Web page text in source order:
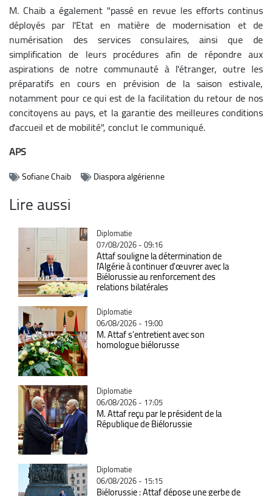
M. Chaib a également "passé en revue les efforts continus
déployés par l'Etat en matière de modernisation et de
numérisation des services consulaires, ainsi que de
simplification de leurs procédures afin de répondre aux
aspirations de notre communauté à l'étranger, outre les
préparatifs en cours en prévision de la saison estivale,
notamment pour ce qui est de la facilitation du retour de nos
concitoyens au pays, et la garantie des meilleures conditions
d'accueil et de mobilité", conclut le communiqué.
APS
Sofiane Chaib Diaspora algérienne
Lire aussi
Catégorie
Diplomatie
07/08/2026 - 09:16
Attaf souligne la détermination de
l'Algérie à continuer d'œuvrer avec la
Biélorussie au renforcement des
relations bilatérales
Catégorie
Diplomatie
06/08/2026 - 19:00
M. Attaf s'entretient avec son
homologue biélorusse
Catégorie
Diplomatie
06/08/2026 - 17:05
M. Attaf reçu par le président de la
République de Biélorussie
Catégorie
Diplomatie
06/08/2026 - 15:15
Biélorussie : Attaf dépose une gerbe de